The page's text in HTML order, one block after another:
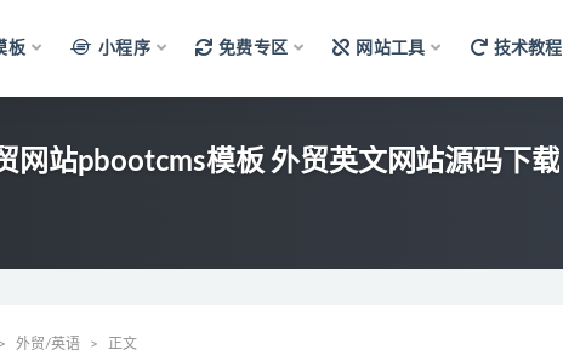
板 小程序 免费专区 网站工具 技术教程
网站pbootcms模板 外贸英文网站源码下载
外贸/英语 正文